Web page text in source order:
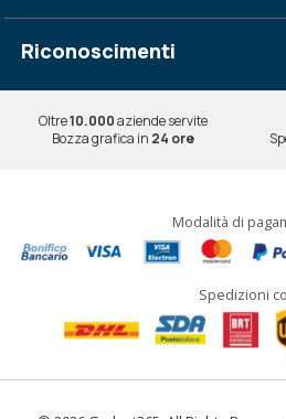
Riconoscimenti
Oltre10.000aziende servite
Bozza grafica in 24 ore
Modalità di
Spedizioni